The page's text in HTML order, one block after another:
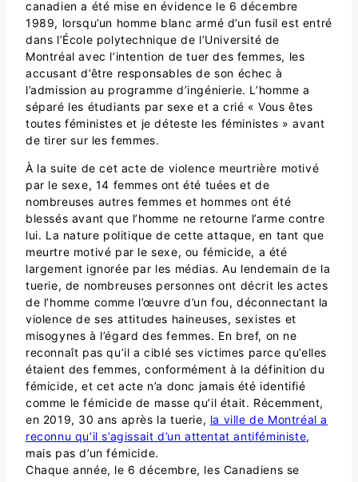
canadien a été mise en évidence le 6 décembre
1989, lorsqu’un homme blanc armé d’un fusil est entré
dans l’École polytechnique de l’Université de
Montréal avec l’intention de tuer des femmes, les
accusant d’être responsables de son échec à
l’admission au programme d’ingénierie. L’homme a
séparé les étudiants par sexe et a crié « Vous êtes
toutes féministes et je déteste les féministes » avant
de tirer sur les femmes.
À la suite de cet acte de violence meurtrière motivé
par le sexe, 14 femmes ont été tuées et de
nombreuses autres femmes et hommes ont été
blessés avant que l’homme ne retourne l’arme contre
lui. La nature politique de cette attaque, en tant que
meurtre motivé par le sexe, ou fémicide, a été
largement ignorée par les médias. Au lendemain de la
tuerie, de nombreuses personnes ont décrit les actes
de l’homme comme l’œuvre d’un fou, déconnectant la
violence de ses attitudes haineuses, sexistes et
misogynes à l’égard des femmes. En bref, on ne
reconnaît pas qu’il a ciblé ses victimes parce qu’elles
étaient des femmes, conformément à la définition du
fémicide, et cet acte n’a donc jamais été identifié
comme le fémicide de masse qu’il était. Récemment,
en 2019, 30 ans après la tuerie, la ville de Montréal a
reconnu qu’il s’agissait d’un attentat antiféministe,
mais pas d’un fémicide.
Chaque année, le 6 décembre, les Canadiens se